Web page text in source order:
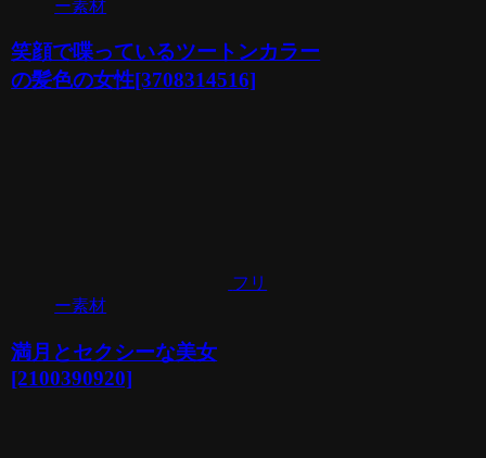
ー素材
笑顔で喋っているツートンカラー
の髪色の女性[3708314516]
フリ
ー素材
満月とセクシーな美女
[2100390920]